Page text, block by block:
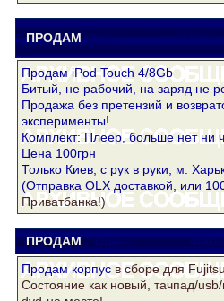
ПРОДАМ Drake
Продам iPod Touch 4/8Gb
Битый, не рабочий, на заряд не
Продажа без претензий и
эксперименты!
Комплект: Плеер, больше нет ни
Цена 100грн
Только Киев, с рук в руки, м.
(Отправка OLX доставкой, или
Приватбанка!)
ПРОДАМ Drake
Продамкорпусв сборе для
Состояние как новый, тачпад/